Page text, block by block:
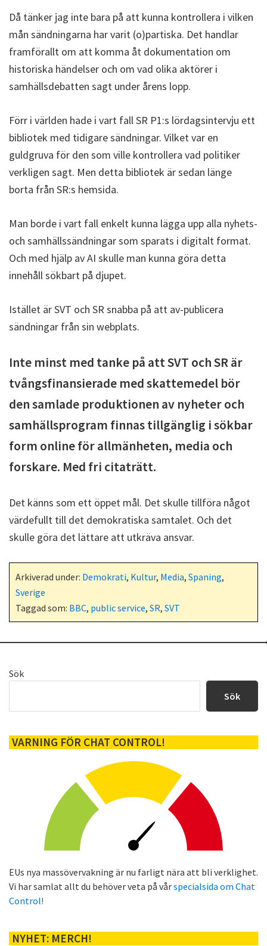
Då tänker jag inte bara på att kunna kontrollera i vilken
mån sändningarna har varit (o)partiska. Det handlar
framförallt om att komma åt dokumentation om
historiska händelser och om vad olika aktörer i
samhällsdebatten sagt under årens lopp.
Förr i världen hade i vart fall SR P1:s lördagsintervju ett
bibliotek med tidigare sändningar. Vilket var en
guldgruva för den som ville kontrollera vad politiker
verkligen sagt. Men detta bibliotek är sedan länge
borta från SR:s hemsida.
Man borde i vart fall enkelt kunna lägga upp alla nyhets-
och samhällssändningar som sparats i digitalt format.
Och med hjälp av AI skulle man kunna göra detta
innehåll sökbart på djupet.
Istället är SVT och SR snabba på att av-publicera
sändningar från sin webplats.
Inte minst med tanke på att SVT och SR är
tvångsfinansierade med skattemedel bör
den samlade produktionen av nyheter och
samhällsprogram finnas tillgänglig i sökbar
form online för allmänheten, media och
forskare. Med fri citaträtt.
Det känns som ett öppet mål. Det skulle tillföra något
värdefullt till det demokratiska samtalet. Och det
skulle göra det lättare att utkräva ansvar.
Arkiverad under: Demokrati, Kultur, Media, Spaning,
Sverige
Taggad som: BBC, public service, SR, SVT
Primärt
Sök
Sök
VARNING FÖR CHAT CONTROL!
EUs nya massövervakning är nu farligt nära att bli verklighet.
Vi har samlat allt du behöver veta på vårspecialsida om Chat
Control!
NYHET: MERCH!